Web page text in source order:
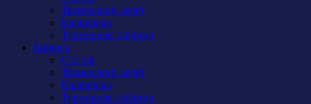
Тренерский штаб
Календарь
Турнирная таблица
Бирюса
Состав
Тренерский штаб
Календарь
Турнирная таблица